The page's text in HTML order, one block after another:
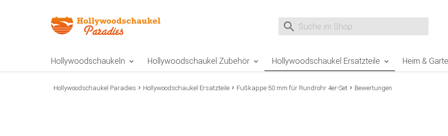
Suche nach
Hollywoodschaukeln Hollywoodschaukel Zubehör Hollywoodschaukel Ersatzteile Heim &
Hollywoodschaukel Paradies Hollywoodschaukel Ersatzteile Fußkappe 50 mm für Rundrohr 4er-Set Bewertungen